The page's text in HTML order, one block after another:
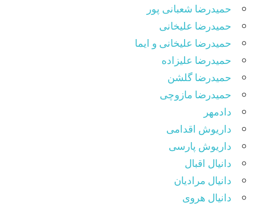
حمیدرضا شعبانی پور
حمیدرضا علیخانی
حمیدرضا علیخانی و ایما
حمیدرضا علیزاده
حمیدرضا گلشن
حمیدرضا مازوچی
دادمهر
داریوش اقدامی
داریوش پارسی
دانیال اقبال
دانیال مرادیان
دانیال هروی